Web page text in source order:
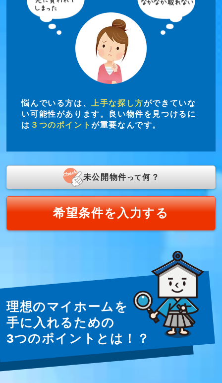
悩んでいる方は、上手な探し方ができていな
い可能性があります。良い物件を見つけるに
は ３つのポイントが重要なんです。
未公開物件って何？
希望条件を入力する
理想のマイホームを
手に入れるための
3つのポイントとは！？